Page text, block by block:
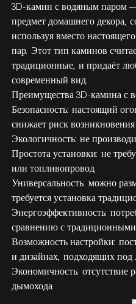
3D-камин с водяным паром
предмет домашнего декора,
используя вместо
пар. Этот тип каминов
традиционные, и придаёт
современный вид.
Преимущества3D-камина с
Безопасность: настоящий
снижает риск
Экологичность: не
Простота установки: не
или топливопровод.
Универсальность: можно
требуется установка
Энергоэффективность:
сравнению с
Возможность настройки:
и дизайнах, подходящих под
Экономичность: отсутствие
дымохода.